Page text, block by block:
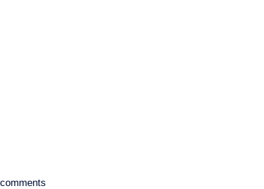
comments